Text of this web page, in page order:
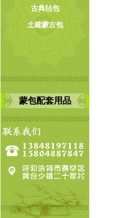
古典毡包
土建蒙古包
蒙包配套用品